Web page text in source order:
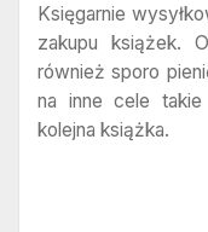
Księgarnie
zakupu książek.
również sporo
na inne cele
kolejna książka.